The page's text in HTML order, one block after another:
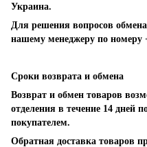
Украина.
Для решения вопросов
нашему менеджеру по номеру
Сроки возврата и обмена
Возврат и обмен товаров
отделения в течение 14 дней
покупателем.
Обратная доставка товаров